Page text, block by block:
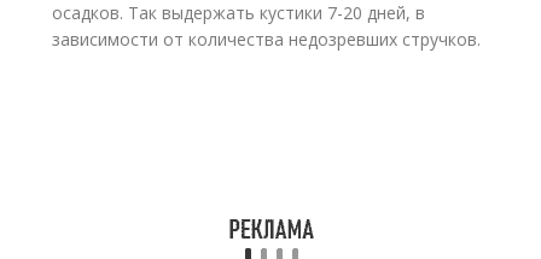
осадков. Так выдержать кустики 7-20 дней, в
зависимости от количества недозревших стручков.